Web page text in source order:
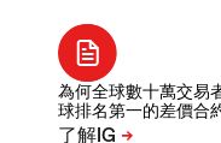
為何全球數十萬交易
球排名第一的差價合